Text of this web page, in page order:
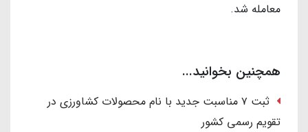
معامله شد.
همچنین بخوانید...
ثبت ۷ مناسبت جدید با نام محصولات کشاورزی در
تقویم رسمی کشور